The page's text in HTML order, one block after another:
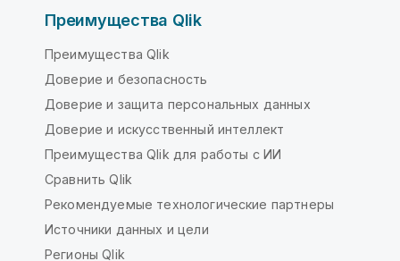
Преимущества Qlik
Преимущества Qlik
Доверие и безопасность
Доверие и защита персональных данных
Доверие и искусственный интеллект
Преимущества Qlik для работы с ИИ
Сравнить Qlik
Рекомендуемые технологические партнеры
Источники данных и цели
Регионы Qlik